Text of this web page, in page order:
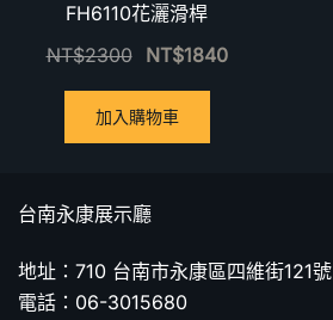
FH6110花灑滑桿
NT$2300 NT$1840
加入購物車
台南永康展示廳
地址：710 台南市永康區四維街121號
電話：06-3015680